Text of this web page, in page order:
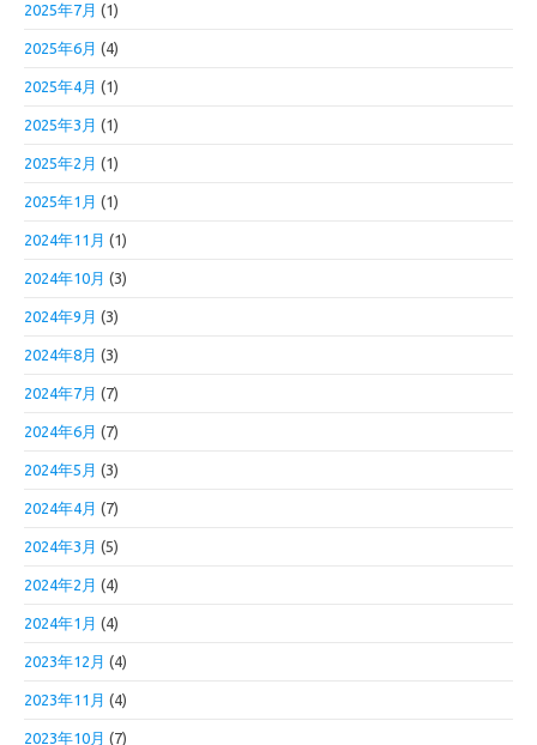
2025年7月 (1)
2025年6月 (4)
2025年4月 (1)
2025年3月 (1)
2025年2月 (1)
2025年1月 (1)
2024年11月 (1)
2024年10月 (3)
2024年9月 (3)
2024年8月 (3)
2024年7月 (7)
2024年6月 (7)
2024年5月 (3)
2024年4月 (7)
2024年3月 (5)
2024年2月 (4)
2024年1月 (4)
2023年12月 (4)
2023年11月 (4)
2023年10月 (7)